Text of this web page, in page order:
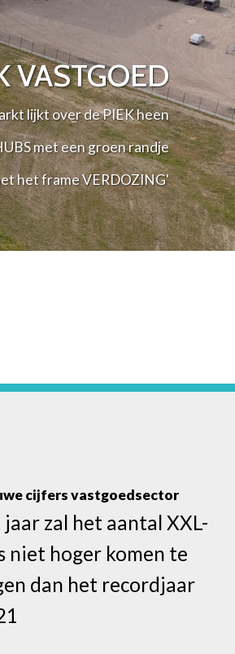
VASTGOED
lijkt over de PIEK heen
met een groen randje
het frame VERDOZING'
cijfers vastgoedsector
zal het aantal XXL-
niet hoger komen te
dan het recordjaar